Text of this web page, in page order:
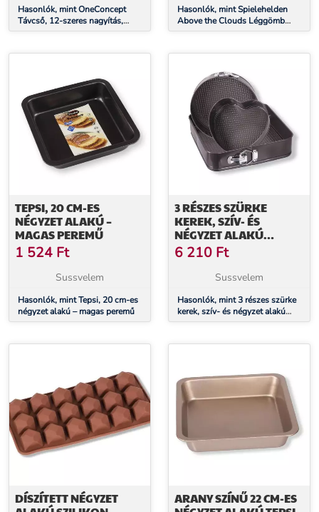
Hasonlók, mint OneConcept
Távcső, 12-szeres nagyítás,
BAK7 optikai üveg
Hasonlók, mint Spielehelden
Above the Clouds Léggömb
kártyák esküvői
kártyák 50db. DIN A6
TEPSI, 20 CM-ES
NÉGYZET ALAKÚ –
MAGAS PEREMŰ
1 524 Ft
Sussvelem
Hasonlók, mint Tepsi, 20 cm-es
négyzet alakú – magas peremű
3 RÉSZES SZÜRKE
KEREK, SZÍV- ÉS
NÉGYZET ALAKÚ
KAPCSOS
TORTAFORMA KÉSZLET
6 210 Ft
Sussvelem
Hasonlók, mint 3 részes szürke
kerek, szív- és négyzet alakú
kapcsos tortaforma készlet
DÍSZÍTETT NÉGYZET
ARANY SZÍNŰ 22 CM-ES